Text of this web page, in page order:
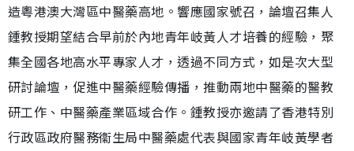
造粵港澳大灣區中醫藥高地。響應國家號召，論壇召集人
鍾教授期望結合早前於內地青年岐黃人才培養的經驗，聚
集全國各地高水平專家人才，透過不同方式，如是次大型
研討論壇，促進中醫藥經驗傳播，推動兩地中醫藥的醫教
研工作、中醫藥產業區域合作。鍾教授亦邀請了香港特別
行政區政府醫務衞生局中醫藥處代表與國家青年岐黃學者